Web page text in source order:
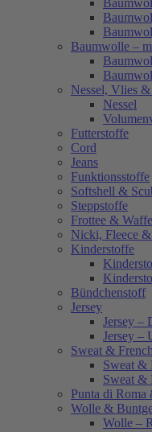
Baumwolle –
Nessel, Vlies
Nessel
Futterstoffe
Cord
Jeans
Funktionsstoffe
Softshell &
Steppstoffe
Frottee &
Nicki, Fleece
Kinderstoffe
Bündchenstoff
Jersey
Jersey –
Jersey –
Sweat &
Sweat &
Sweat &
Punta di
Wolle &
Wolle –